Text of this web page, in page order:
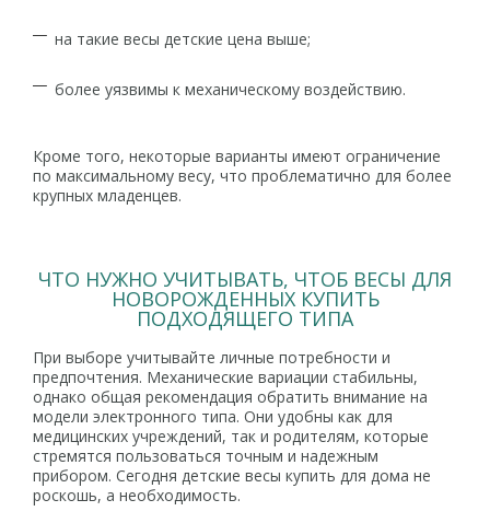
на такие весы детские цена выше;
более уязвимы к механическому воздействию.
Кроме того, некоторые варианты имеют ограничение
по максимальному весу, что проблематично для более
крупных младенцев.
ЧТО НУЖНО УЧИТЫВАТЬ, ЧТОБ ВЕСЫ ДЛЯ
НОВОРОЖДЕННЫХ КУПИТЬ
ПОДХОДЯЩЕГО ТИПА
При выборе учитывайте личные потребности и
предпочтения. Механические вариации стабильны,
однако общая рекомендация обратить внимание на
модели электронного типа. Они удобны как для
медицинских учреждений, так и родителям, которые
стремятся пользоваться точным и надежным
прибором. Сегодня детские весы купить для дома не
роскошь, а необходимость.